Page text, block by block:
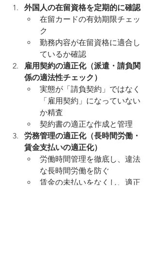
外国人の在留資格を定期的に確認
在留カードの有効期限チェッ
ク
勤務内容が在留資格に適合し
ているか確認
雇用契約の適正化（派遣・請負関
係の適法性チェック）
実態が「請負契約」ではなく
「雇用契約」になっていない
か精査
契約書の適正な作成と管理
労務管理の適正化（長時間労働・
賃金支払いの適正化）
労働時間管理を徹底し、違法
な長時間労働を防ぐ
賃金の未払いをなくし、適正